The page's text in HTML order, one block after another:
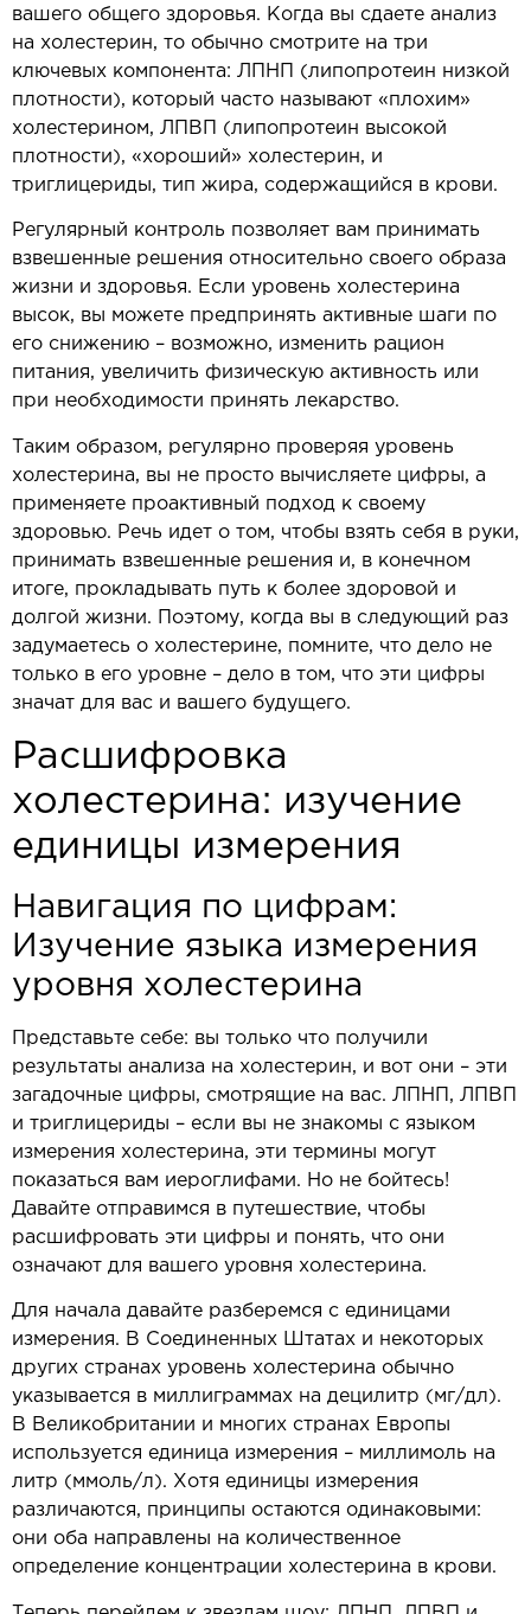
вашего общего здоровья. Когда вы сдаете анализ
на холестерин, то обычно смотрите на три
ключевых компонента: ЛПНП (липопротеин низкой
плотности), который часто называют «плохим»
холестерином, ЛПВП (липопротеин высокой
плотности), «хороший» холестерин, и
триглицериды, тип жира, содержащийся в крови.
Регулярный контроль позволяет вам принимать
взвешенные решения относительно своего образа
жизни и здоровья. Если уровень холестерина
высок, вы можете предпринять активные шаги по
его снижению – возможно, изменить рацион
питания, увеличить физическую активность или
при необходимости принять лекарство.
Таким образом, регулярно проверяя уровень
холестерина, вы не просто вычисляете цифры, а
применяете проактивный подход к своему
здоровью. Речь идет о том, чтобы взять себя в руки,
принимать взвешенные решения и, в конечном
итоге, прокладывать путь к более здоровой и
долгой жизни. Поэтому, когда вы в следующий раз
задумаетесь о холестерине, помните, что дело не
только в его уровне – дело в том, что эти цифры
значат для вас и вашего будущего.
Расшифровка
холестерина: изучение
единицы измерения
Навигация по цифрам:
Изучение языка измерения
уровня холестерина
Представьте себе: вы только что получили
результаты анализа на холестерин, и вот они – эти
загадочные цифры, смотрящие на вас. ЛПНП, ЛПВП
и триглицериды – если вы не знакомы с языком
измерения холестерина, эти термины могут
показаться вам иероглифами. Но не бойтесь!
Давайте отправимся в путешествие, чтобы
расшифровать эти цифры и понять, что они
означают для вашего уровня холестерина.
Для начала давайте разберемся с единицами
измерения. В Соединенных Штатах и некоторых
других странах уровень холестерина обычно
указывается в миллиграммах на децилитр (мг/дл).
В Великобритании и многих странах Европы
используется единица измерения – миллимоль на
литр (ммоль/л). Хотя единицы измерения
различаются, принципы остаются одинаковыми:
они оба направлены на количественное
определение концентрации холестерина в крови.